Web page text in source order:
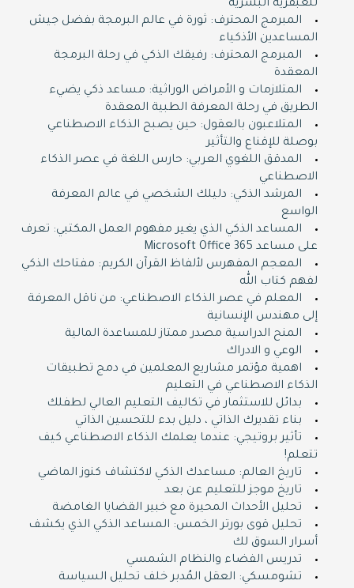
للعبقرية البشرية
المبرمج المحترف: ثورة في عالم البرمجة بفضل جيش
المساعدين الأذكياء
المبرمج المحترف: رفيقك الذكي في رحلة البرمجة
المعقدة
المتلازمات و الأمراض الوراثية: مساعد ذكي يضيء
الطريق في رحلة المعرفة الطبية المعقدة
المتلاعبون بالعقول: حين يصبح الذكاء الاصطناعي
بوصلة للإقناع والتأثير
المدقق اللغوي العربي: حارس اللغة في عصر الذكاء
الاصطناعي
المرشد الذكي: دليلك الشخصي في عالم المعرفة
الواسع
المساعد الذكي الذي يغير مفهوم العمل المكتبي: تعرف
على مساعد Microsoft Office 365
المعجم المفهرس لألفاظ القرآن الكريم: مفتاحك الذكي
لفهم كتاب الله
المعلم في عصر الذكاء الاصطناعي: من ناقل المعرفة
إلى مهندس الإنسانية
المنح الدراسية مصدر ممتاز للمساعدة المالية
الوعي و الادراك
اهمية مؤتمر مشاريع المعلمين في دمج تطبيقات
الذكاء الاصطناعي في التعليم
بدائل للاستثمار في تكاليف التعليم العالي لطفلك
بناء تقديرك الذاتي ، دليل بدء للتحسين الذاتي
تأثير بروتيجي: عندما يعلمك الذكاء الاصطناعي كيف
تتعلم!
تاريخ العالم: مساعدك الذكي لاكتشاف كنوز الماضي
تاريخ موجز للتعليم عن بعد
تحليل الأحداث المحيرة مع خبير القضايا الغامضة
تحليل قوى بورتر الخمس: المساعد الذكي الذي يكشف
أسرار السوق لك
تدريس الفضاء والنظام الشمسي
تشومسكي: العقل المُدبر خلف تحليل السياسة